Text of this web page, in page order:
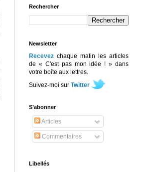
Rechercher
Newsletter
Recevez chaque matin les articles
de « C'est pas mon idée ! » dans
votre boîte aux lettres.
Suivez-moi sur Twitter
S’abonner
Articles
Commentaires
Libellés